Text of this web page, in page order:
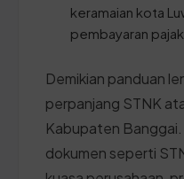
keramaian kota
pembayaran pajak
Demikian panduan
perpanjang STNK
Kabupaten
dokumen seperti